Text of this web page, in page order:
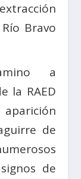
Bravo
a
la RAED
de
de